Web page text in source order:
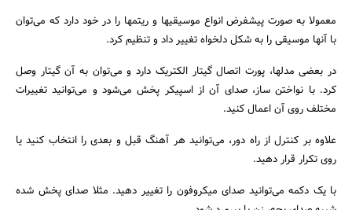
جستجو
معمولا به صورت پیشفرض انواع موسیقیها و ریتمها را در خود دارد که می‌توان
با آنها موسیقی را به شکل دلخواه تغییر داد و تنظیم کرد.
در بعضی مدلها، پورت اتصال گیتار الکتریک دارد و می‌توان به آن گیتار وصل
کرد. با نواختن ساز، صدای آن از اسپیکر پخش می‌شود و می‌توانید تغییرات
مختلف روی آن اعمال کنید.
علاوه بر کنترل از راه دور، می‌توانید هر آهنگ قبل و بعدی را انتخاب کنید یا
روی تکرار قرار دهید.
با یک دکمه می‌توانید صدای میکروفون را تغییر دهید. مثلا صدای پخش شده